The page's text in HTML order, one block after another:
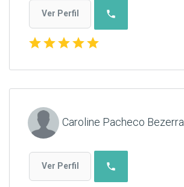
Ver Perfil phone
starstarstarstarstar
Caroline Pacheco Bezerra
Ver Perfil phone